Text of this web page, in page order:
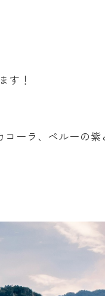
す！
コーラ、ペルーの